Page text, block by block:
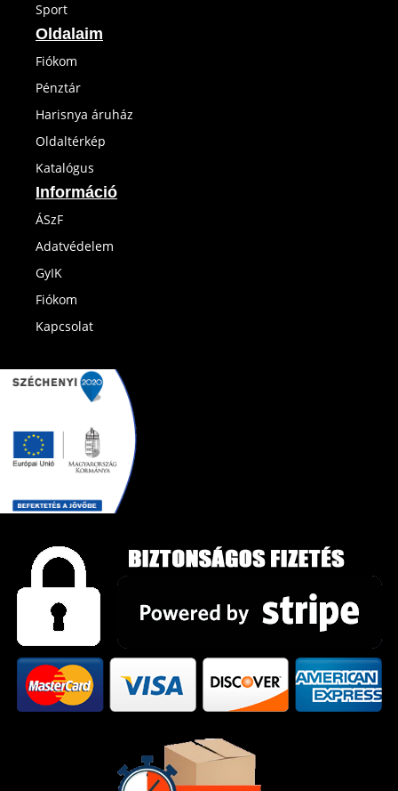
Sport
Oldalaim
Fiókom
Pénztár
Harisnya áruház
Oldaltérkép
Katalógus
Információ
ÁSzF
Adatvédelem
GyIK
Fiókom
Kapcsolat